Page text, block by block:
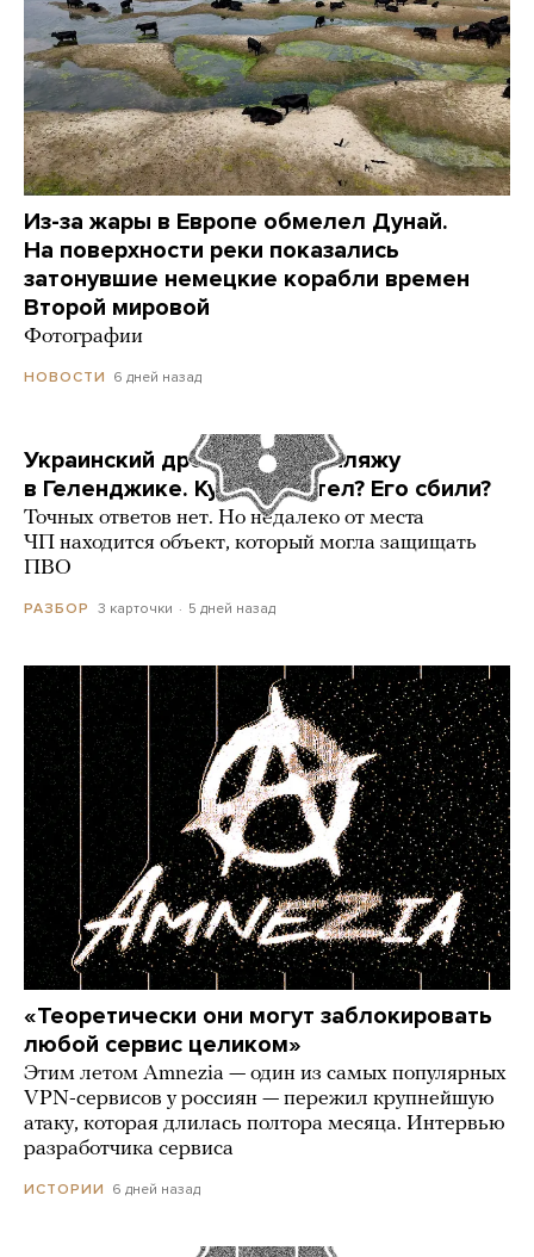
Из-за жары в Европе обмелел Дунай.
На поверхности реки показались
затонувшие немецкие корабли времен
Второй мировой
Фотографии
НОВОСТИ 6 дней назад
Украинский дрон попал по пляжу
в Геленджике. Куда он летел? Его сбили?
Точных ответов нет. Но недалеко от места
ЧП находится объект, который могла защищать
ПВО
РАЗБОР 3 карточки 5 дней назад
«Теоретически они могут заблокировать
любой сервис целиком»
Этим летом Amnezia — один из самых популярных
VPN-сервисов у россиян — пережил крупнейшую
атаку, которая длилась полтора месяца. Интервью
разработчика сервиса
ИСТОРИИ 6 дней назад